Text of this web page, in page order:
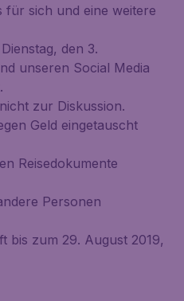
für sich und eine weitere
den 3.
unseren Social Media
zur Diskussion.
Geld eingetauscht
Reisedokumente
Personen
bis zum 29. August 2019,